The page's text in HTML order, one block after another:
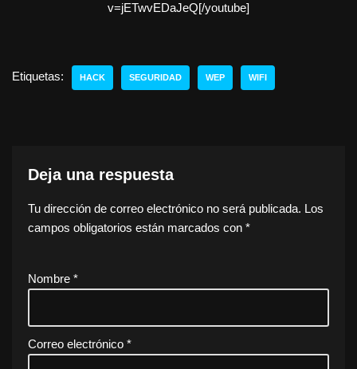
v=jETwvEDaJeQ[/youtube]
Etiquetas: HACK SEGURIDAD WEP WIFI
Deja una respuesta
Tu dirección de correo electrónico no será publicada. Los
campos obligatorios están marcados con *
Nombre *
Correo electrónico *